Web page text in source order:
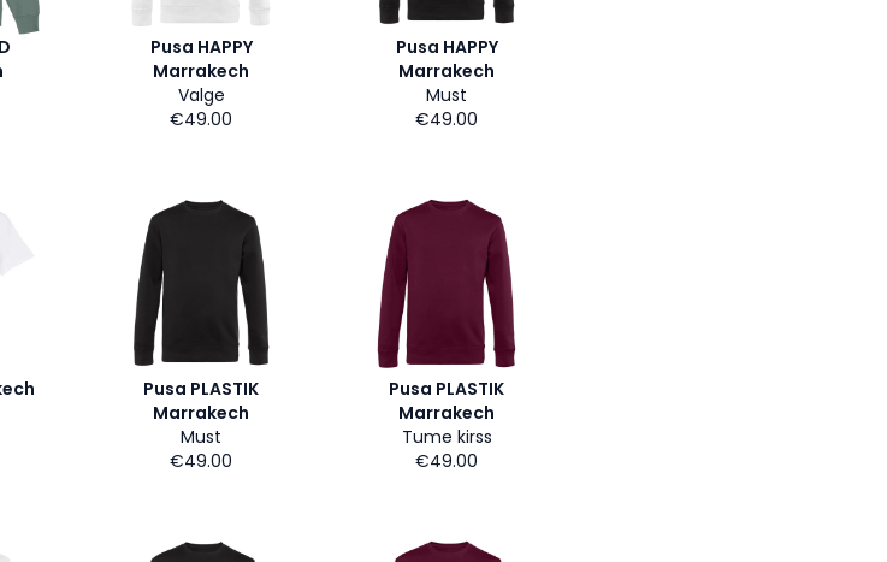
Pusa HAPPY
Marrakech
Valge
€49.00
Pusa HAPPY
Marrakech
Must
€49.00
Pusa PLASTIK
Marrakech
Must
€49.00
Pusa PLASTIK
Marrakech
Tume kirss
€49.00